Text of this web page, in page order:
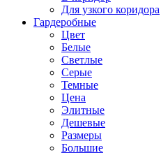
Для узкого коридора
Гардеробные
Цвет
Белые
Светлые
Серые
Темные
Цена
Элитные
Дешевые
Размеры
Большие